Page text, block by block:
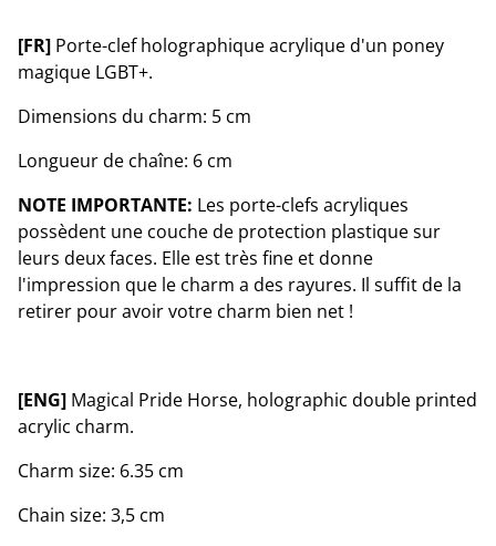
[FR] Porte-clef holographique acrylique d'un poney
magique LGBT+.
Dimensions du charm: 5 cm
Longueur de chaîne: 6 cm
NOTE IMPORTANTE: Les porte-clefs acryliques
possèdent une couche de protection plastique sur
leurs deux faces. Elle est très fine et donne
l'impression que le charm a des rayures. Il suffit de la
retirer pour avoir votre charm bien net !
[ENG] Magical Pride Horse, holographic double printed
acrylic charm.
Charm size: 6.35 cm
Chain size: 3,5 cm